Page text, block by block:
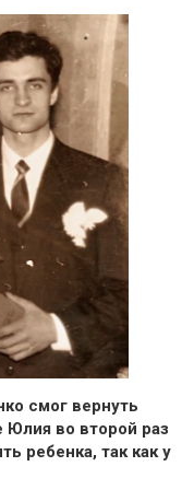
смог вернуть
Юлия во второй раз
ребенка, так как у